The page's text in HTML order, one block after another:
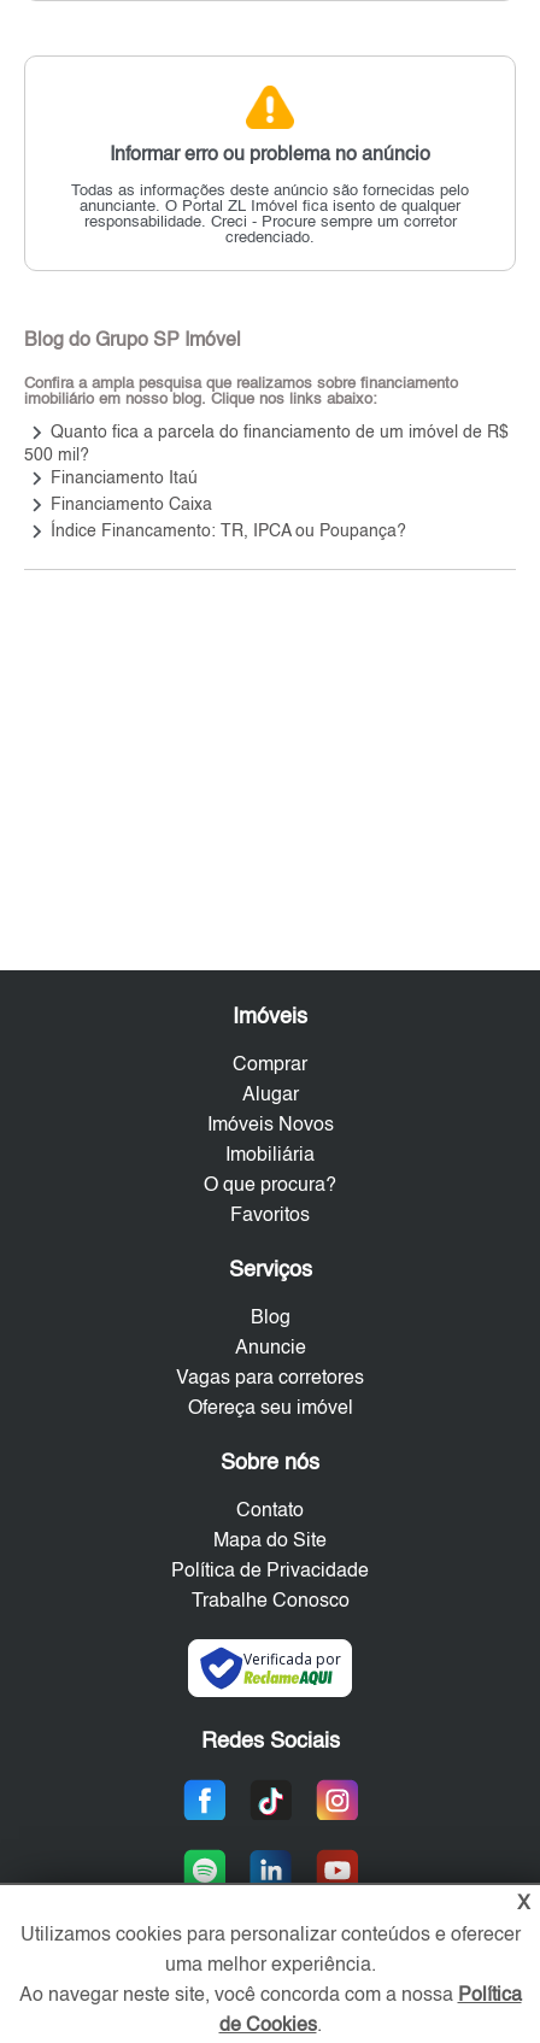
Informar erro ou problema no anúncio
Todas as informações deste anúncio são fornecidas pelo
anunciante. O Portal ZL Imóvel fica isento de qualquer
responsabilidade. Creci - Procure sempre um corretor
credenciado.
Blog do Grupo SP Imóvel
Confira a ampla pesquisa que realizamos sobre financiamento
imobiliário em nosso blog. Clique nos links abaixo:
keyboard_arrow_right Quanto fica a parcela do financiamento de um imóvel de R$
500 mil?
keyboard_arrow_right Financiamento Itaú
keyboard_arrow_right Financiamento Caixa
keyboard_arrow_right Índice Financamento: TR, IPCA ou Poupança?
Imóveis
Comprar
Alugar
Imóveis Novos
Imobiliária
O que procura?
Favoritos
Serviços
Blog
Anuncie
Vagas para corretores
Ofereça seu imóvel
Sobre nós
Contato
Mapa do Site
Política de Privacidade
Trabalhe Conosco
Verificada por
Redes Sociais
Área exclusiva aos anunciantes,
acesse sua conta:
X
Utilizamos cookies para personalizar conteúdos e oferecer
uma melhor experiência.
Ao navegar neste site, você concorda com a nossa Política
de Cookies.